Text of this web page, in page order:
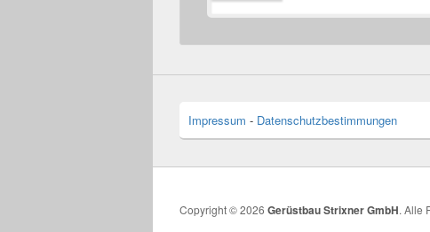
Impressum - Datenschutzbestimmungen
Copyright © 2026 Gerüstbau Strixner GmbH. Alle